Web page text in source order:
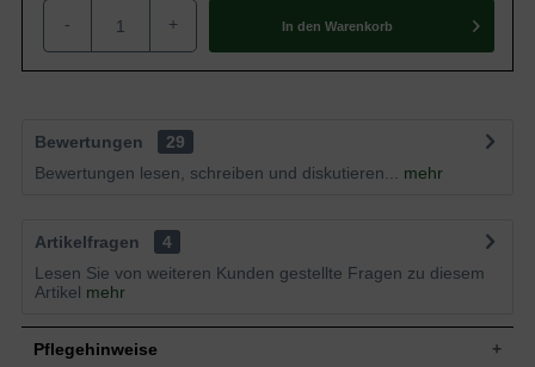
- + In den Warenkorb
Bewertungen
29
Bewertungen lesen, schreiben und diskutieren...
mehr
Artikelfragen
4
Lesen Sie von weiteren Kunden gestellte Fragen zu diesem
Artikel mehr
Pflegehinweise